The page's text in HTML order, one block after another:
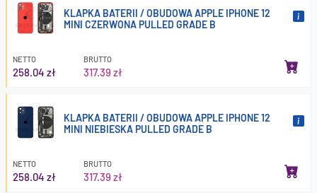
KLAPKA BATERII / OBUDOWA APPLE IPHONE 12
MINI CZERWONA PULLED GRADE B
NETTO
258.04 zł
BRUTTO
317.39 zł
KLAPKA BATERII / OBUDOWA APPLE IPHONE 12
MINI NIEBIESKA PULLED GRADE B
NETTO
258.04 zł
BRUTTO
317.39 zł